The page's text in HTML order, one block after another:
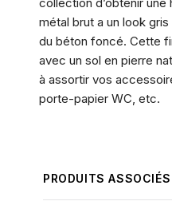
métal brut a un look
du béton foncé. Cette
avec un sol en pierre
à assortir vos
porte-papier WC, etc.
PRODUITS ASSOCIÉS